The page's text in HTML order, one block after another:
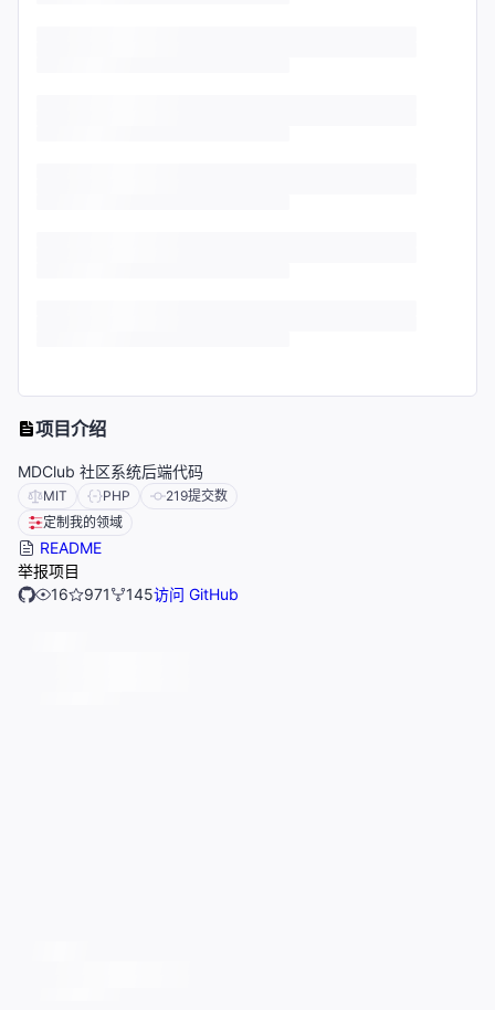
项目介绍
MDClub 社区系统后端代码
MIT PHP 219提交数
定制我的领域
README
举报项目
16
971 145访问 GitHub